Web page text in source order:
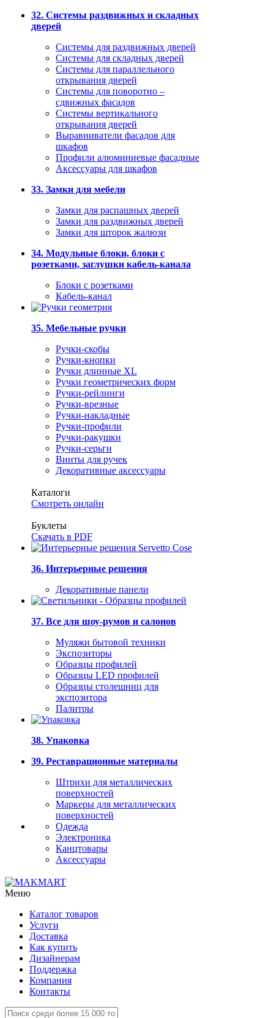
32. Системы раздвижных и складных
дверей
Системы для раздвижных дверей
Системы для складных дверей
Системы для параллельного
открывания дверей
Системы для поворотно –
сдвижных фасадов
Системы вертикального
открывания дверей
Выравниватели фасадов для
шкафов
Профили алюминиевые фасадные
Аксессуары для шкафов
33. Замки для мебели
Замки для распашных дверей
Замки для раздвижных дверей
Замки для шторок жалюзи
34. Модульные блоки, блоки с
розетками, заглушки кабель-канала
Блоки с розетками
Кабель-канал
35. Мебельные ручки
Ручки-скобы
Ручки-кнопки
Ручки длинные XL
Ручки геометрических форм
Ручки-рейлинги
Ручки-врезные
Ручки-накладные
Ручки-профили
Ручки-ракушки
Ручки-серьги
Винты для ручек
Декоративные аксессуары
Каталоги
Смотреть онлайн
Буклеты
Скачать в PDF
36. Интерьерные решения
Декоративные панели
37. Все для шоу-румов и салонов
Муляжи бытовой техники
Экспозиторы
Образцы профилей
Образцы LED профилей
Образцы столешниц для
экспозитора
Палитры
38. Упаковка
39. Реставрационные материалы
Штрихи для металлических
поверхностей
Маркеры для металлических
поверхностей
Одежда
Электроника
Канцтовары
Аксессуары
Меню
Каталог товаров
Услуги
Доставка
Как купить
Дизайнерам
Поддержка
Компания
Контакты